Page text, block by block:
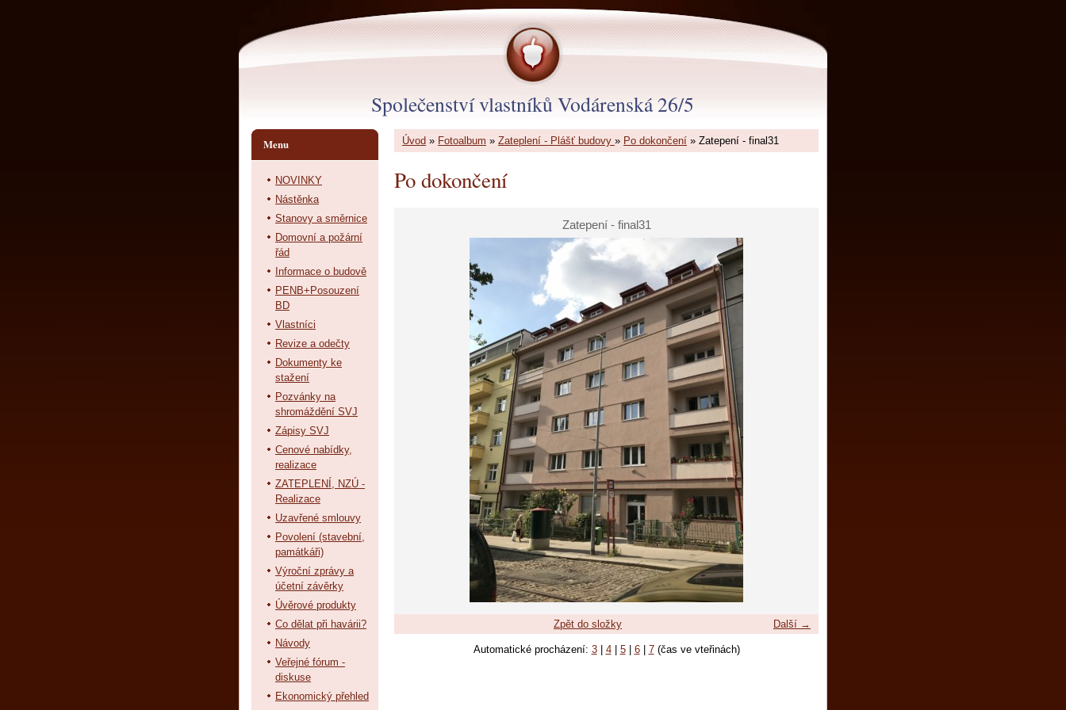
Společenství vlastníků Vodárenská 26/5
Úvod » Fotoalbum » Zateplení - Plášť budovy » Po dokončení » Zatepení - final31
Po dokončení
Zatepení - final31
Další →
Zpět do složky
Automatické procházení: 3| 4| 5| 6| 7(čas ve vteřinách)
Menu
NOVINKY
Nástěnka
Stanovy a směrnice
Domovní a požární
řád
Informace o budově
PENB+Posouzení
BD
Vlastníci
Revize a odečty
Dokumenty ke
stažení
Pozvánky na
shromáždění SVJ
Zápisy SVJ
Cenové nabídky,
realizace
ZATEPLENÍ, NZÚ -
Realizace
Uzavřené smlouvy
Povolení (stavební,
památkáři)
Výroční zprávy a
účetní závěrky
Úvěrové produkty
Co dělat při havárii?
Návody
Veřejné fórum -
diskuse
Ekonomický přehled